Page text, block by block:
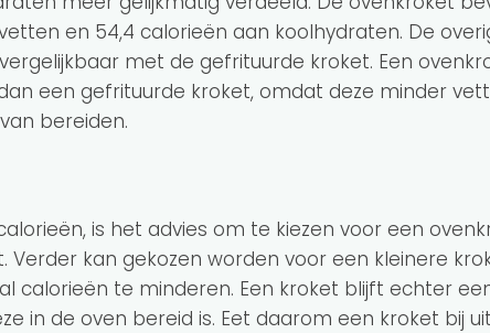
en 54,4 calorieën aan koolhydraten. De
met de gefrituurde kroket. Een
een gefrituurde kroket, omdat deze minder
bereiden.
is het advies om te kiezen voor een
Verder kan gekozen worden voor een kleinere
calorieën te minderen. Een kroket blijft echter
in de oven bereid is. Eet daarom een kroket bij